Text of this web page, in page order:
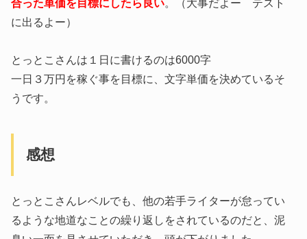
合った単価を目標にしたら良い。（大事だよー テスト
に出るよー）
とっとこさんは１日に書けるのは6000字
一日３万円を稼ぐ事を目標に、文字単価を決めているそ
うです。
感想
とっとこさんレベルでも、他の若手ライターが怠ってい
るような地道なことの繰り返しをされているのだと、泥